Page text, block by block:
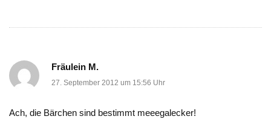
Fräulein M.
27. September 2012 um 15:56 Uhr
Ach, die Bärchen sind bestimmt meeegalecker!